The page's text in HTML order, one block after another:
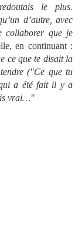
le plus.
d’autre, avec
collaborer que je
en continuant :
ce que te disait la
("Ce que tu
a été fait il y a
vrai…"